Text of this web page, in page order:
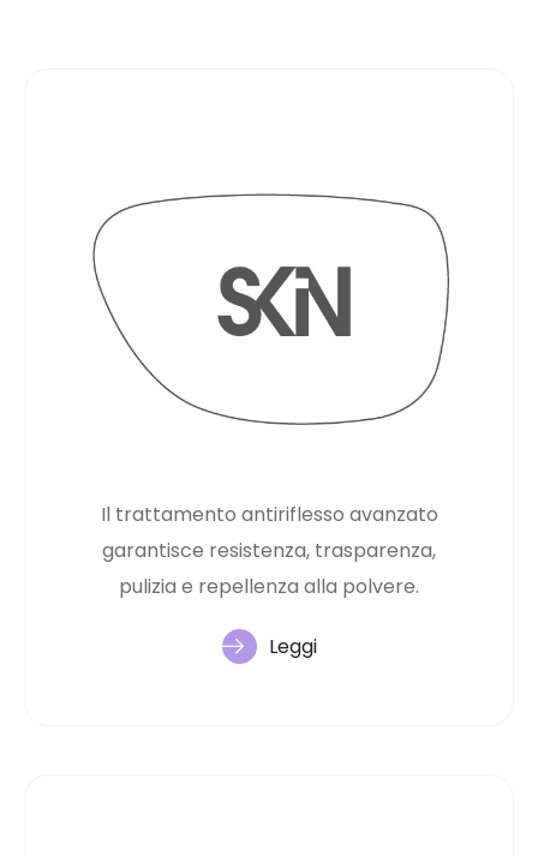
Il trattamento antiriflesso avanzato
garantisce resistenza, trasparenza,
pulizia e repellenza alla polvere.
Leggi